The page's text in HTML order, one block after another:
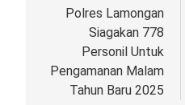
Polres Lamongan
Siagakan 778
Personil Untuk
Pengamanan Malam
Tahun Baru 2025